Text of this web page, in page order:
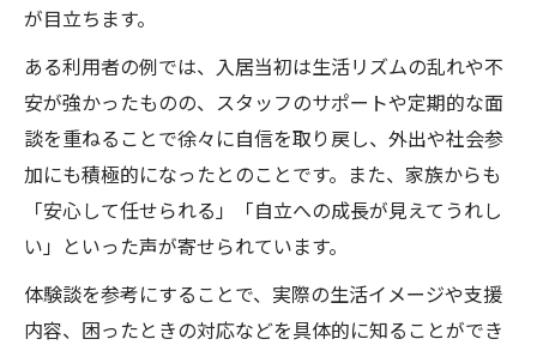
が目立ちます。
ある利用者の例では、入居当初は生活リズムの乱れや不
安が強かったものの、スタッフのサポートや定期的な面
談を重ねることで徐々に自信を取り戻し、外出や社会参
加にも積極的になったとのことです。また、家族からも
「安心して任せられる」「自立への成長が見えてうれし
い」といった声が寄せられています。
体験談を参考にすることで、実際の生活イメージや支援
内容、困ったときの対応などを具体的に知ることができ